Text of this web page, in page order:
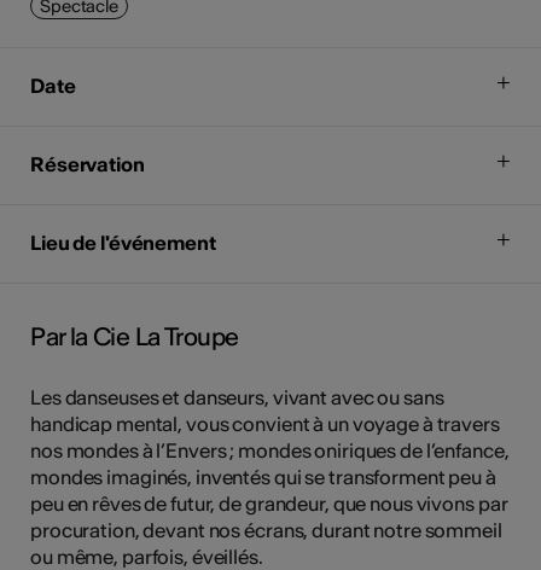
Spectacle
Date
Réservation
Lieu de l'événement
Par la Cie La Troupe
Les danseuses et danseurs, vivant avec ou sans
handicap mental, vous convient à un voyage à travers
nos mondes à l’Envers ; mondes oniriques de l’enfance,
mondes imaginés, inventés qui se transforment peu à
peu en rêves de futur, de grandeur, que nous vivons par
procuration, devant nos écrans, durant notre sommeil
ou même, parfois, éveillés.